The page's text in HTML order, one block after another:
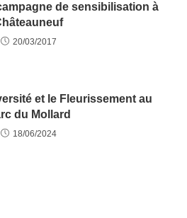
de sensibilisation à
20/03/2017
et le Fleurissement au
du Mollard
18/06/2024